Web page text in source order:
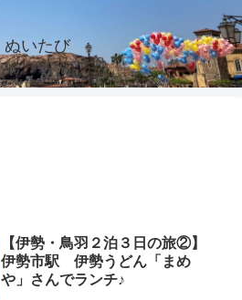
ぬいたび
【伊勢・鳥羽２泊３日の旅②】
伊勢市駅 伊勢うどん「まめ
や」さんでランチ♪